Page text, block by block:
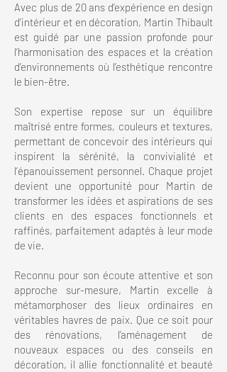
Avec plus de 20 ans d’expérience en design
d’intérieur et en décoration, Martin Thibault
est guidé par une passion profonde pour
l’harmonisation des espaces et la création
d’environnements où l’esthétique rencontre
le bien-être.
Son expertise repose sur un équilibre
maîtrisé entre formes, couleurs et textures,
permettant de concevoir des intérieurs qui
inspirent la sérénité, la convivialité et
l’épanouissement personnel. Chaque projet
devient une opportunité pour Martin de
transformer les idées et aspirations de ses
clients en des espaces fonctionnels et
raffinés, parfaitement adaptés à leur mode
de vie.
Reconnu pour son écoute attentive et son
approche sur-mesure, Martin excelle à
métamorphoser des lieux ordinaires en
véritables havres de paix. Que ce soit pour
des rénovations, l’aménagement de
nouveaux espaces ou des conseils en
décoration, il allie fonctionnalité et beauté